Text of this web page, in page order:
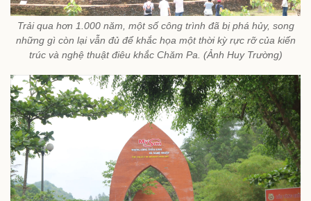
Trải qua hơn 1.000 năm, một số công trình đã bị phá hủy, song
những gì còn lại vẫn đủ để khắc họa một thời kỳ rực rỡ của kiến
trúc và nghệ thuật điêu khắc Chăm Pa. (Ảnh Huy Trường)